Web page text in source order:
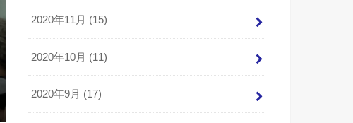
2020年11月 (15)
2020年10月 (11)
2020年9月 (17)